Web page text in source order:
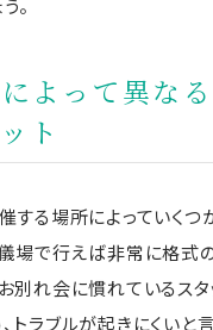
。
よって異な
ト
する場所によっていくつ
場で行えば非常に格式
別れ会に慣れているス
トラブルが起きにくいと